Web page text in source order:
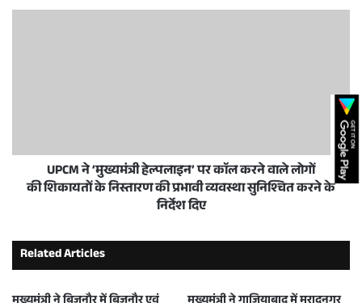
UPCM ने ‘मुख्यमंत्री हेल्पलाइन’ पर काॅल करने वाले लोगों
की शिकायतों के निस्तारण की प्रभावी व्यवस्था सुनिश्चित करने के
निर्देश दिए
Related Articles